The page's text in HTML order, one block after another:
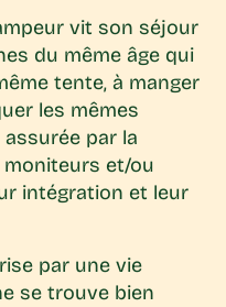
vit son séjour
du même âge qui
tente, à manger
les mêmes
par la
et/ou
intégration et leur
par une vie
se trouve bien